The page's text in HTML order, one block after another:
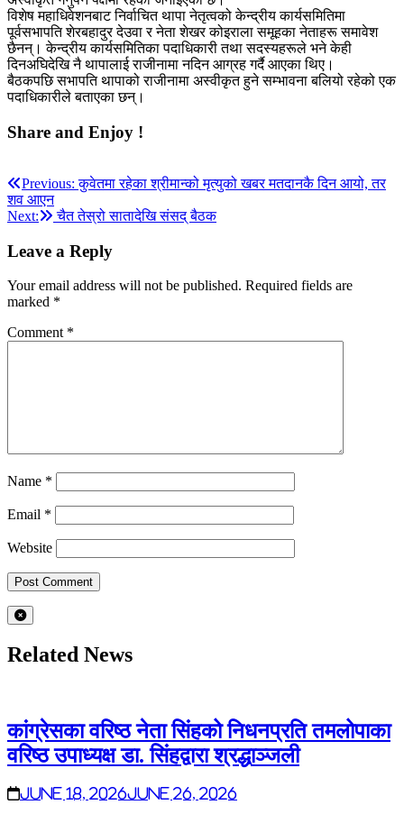
विशेष महाधिवेशनबाट निर्वाचित थापा नेतृत्वको केन्द्रीय कार्यसमितिमा
पूर्वसभापति शेरबहादुर देउवा र नेता शेखर कोइराला समूहका नेताहरू समावेश
छैनन्। केन्द्रीय कार्यसमितिका पदाधिकारी तथा सदस्यहरूले भने केही
दिनअघिदेखि नै थापालाई राजीनामा नदिन आग्रह गर्दै आएका थिए।
बैठकपछि सभापति थापाको राजीनामा अस्वीकृत हुने सम्भावना बलियो रहेको एक
पदाधिकारीले बताएका छन्।
Share and Enjoy !
Post
navigation
Previous: कुवेतमा रहेका श्रीमान्को मृत्युको खबर मतदानकै दिन आयो, तर
शव आएन
Next:
चैत तेस्रो सातादेखि संसद् बैठक
Leave a Reply
Your email address will not be published. Required fields are
marked *
Comment *
Name *
Email *
Website
Related News
कांग्रेसका वरिष्ठ नेता सिंहको निधनप्रति तमलोपाका
वरिष्ठ उपाध्यक्ष डा. सिंहद्वारा श्रद्धाञ्जली
June 18, 2026June 26, 2026